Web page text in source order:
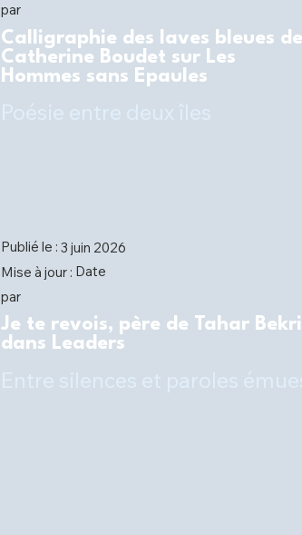
par
Calligraphie des laves bleues de
Catherine Boudet sur Les
Hommes sans Epaules
Publié le : 3 juin 2026
Mise à jour : Date
par
Je te revois, père de Tahar Bekri
dans Leaders